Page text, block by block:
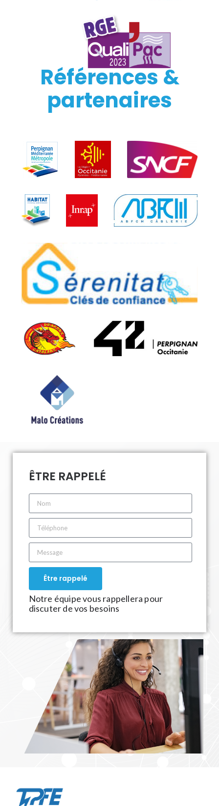
Références &
partenaires
ÊTRE RAPPELÉ
Être rappelé
Notre équipe vous rappellera pour
discuter de vos besoins